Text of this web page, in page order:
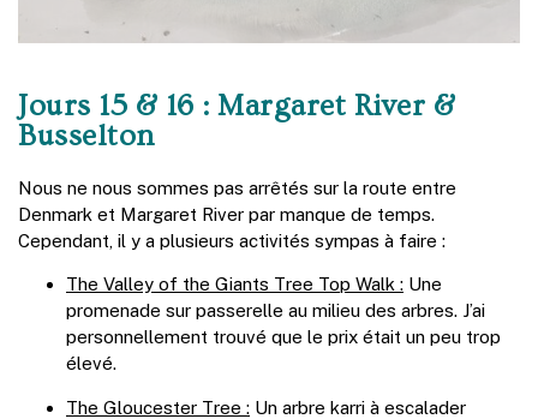
Jours 15 & 16 : Margaret River &
Busselton
Nous ne nous sommes pas arrêtés sur la route entre
Denmark et Margaret River par manque de temps.
Cependant, il y a plusieurs activités sympas à faire :
The Valley of the Giants Tree Top Walk : Une
promenade sur passerelle au milieu des arbres. J’ai
personnellement trouvé que le prix était un peu trop
élevé.
The Gloucester Tree : Un arbre karri à escalader